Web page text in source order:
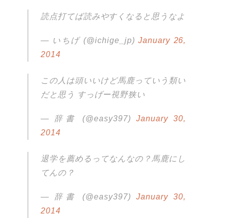
読点打てば読みやすくなると思うなよ
— いちげ (@ichige_jp)January 26,
2014
この人は頭いいけど馬鹿っていう類い
だと思う すっげー視野狭い
— 辞書 (@easy397)January 30,
2014
退学を薦めるってなんなの？馬鹿にし
てんの？
— 辞書 (@easy397)January 30,
2014